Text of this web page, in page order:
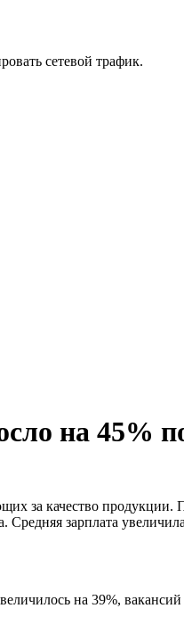
сетевой трафик.
на 45%
за качество продукции.
зарплата
на 39%,